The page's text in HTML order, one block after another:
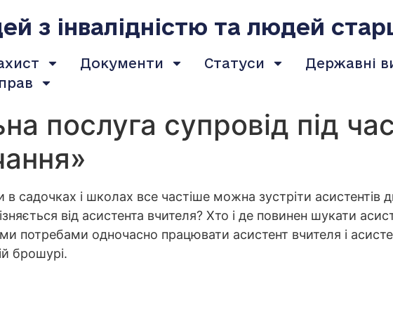
з інвалідністю та людей
Документи Статуси
Державні
послуга супровід під час
в садочках і школах все частіше можна зустріти
від асистента вчителя? Хто і де повинен шукати
потребами одночасно працювати асистент вчителя і
брошурі.